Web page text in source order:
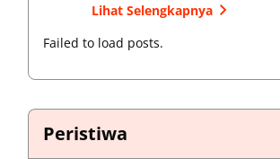
Lihat Selengkapnya
Failed to load posts.
Peristiwa